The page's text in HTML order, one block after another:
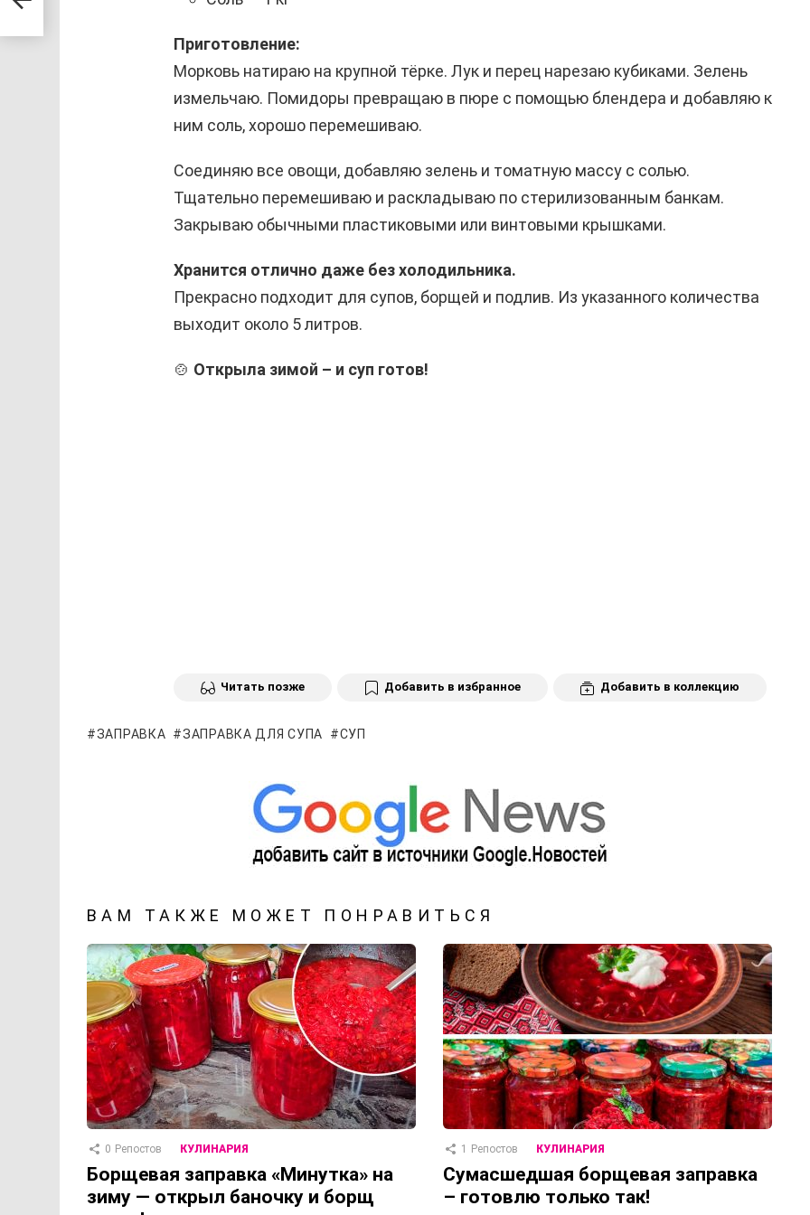
Приготовление:
Морковь натираю на крупной тёрке. Лук и перец нарезаю кубиками. Зелень
измельчаю. Помидоры превращаю в пюре с помощью блендера и добавляю к
ним соль, хорошо перемешиваю.
Соединяю все овощи, добавляю зелень и томатную массу с солью.
Тщательно перемешиваю и раскладываю по стерилизованным банкам.
Закрываю обычными пластиковыми или винтовыми крышками.
Хранится отлично даже без холодильника.
Прекрасно подходит для супов, борщей и подлив. Из указанного количества
выходит около 5 литров.
🍲 Открыла зимой – и суп готов!
Читать позже Добавить в избранное Добавить в коллекцию
ЗАПРАВКА ЗАПРАВКА ДЛЯ СУПА СУП
ВАМ ТАКЖЕ МОЖЕТ ПОНРАВИТЬСЯ
0 Репостов КУЛИНАРИЯ
Борщевая заправка «Минутка» на
зиму — открыл баночку и борщ
1 Репостов КУЛИНАРИЯ
Сумасшедшая борщевая заправка
– готовлю только так!